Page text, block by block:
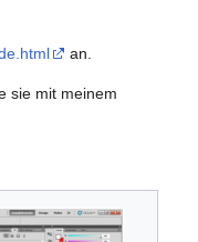
an.
sie mit meinem